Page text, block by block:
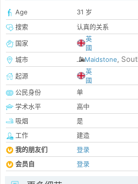
Age
31 岁
搜索
认真的关系
国家
英
國
城市
Maidstone,
起源
英
國
公民身份
单
学术水平
高中
吸烟
是
工作
建造
我的朋友们
登录
会员自
登录